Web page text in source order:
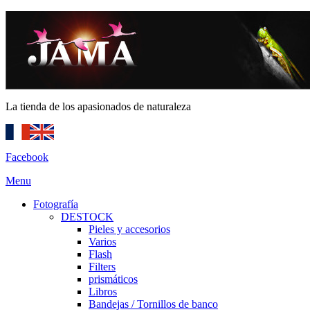
La tienda de los apasionados de naturaleza
Facebook
Menu
Fotografía
DESTOCK
Pieles y accesorios
Varios
Flash
Filters
prismáticos
Libros
Bandejas / Tornillos de banco